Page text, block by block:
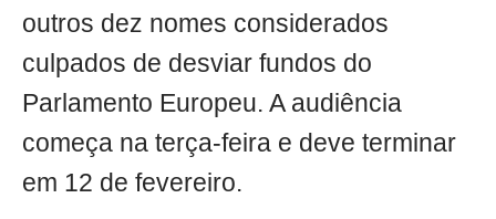
outros dez nomes considerados
culpados de desviar fundos do
Parlamento Europeu. A audiência
começa na terça-feira e deve terminar
em 12 de fevereiro.